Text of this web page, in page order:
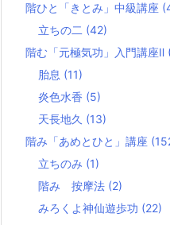
階ひと「きとみ」中級講座
立ちの二 (42)
階む「元極気功」入門講座Ⅱ
胎息 (11)
炎色水香 (5)
天長地久 (13)
階み「あめとひと」講座
立ちのみ (1)
階み 按摩法 (2)
みろくよ神仙遊歩功 (22)